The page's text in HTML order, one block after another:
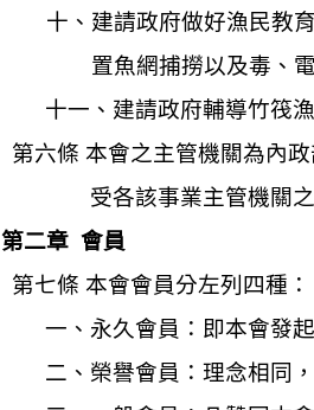
十、建請政府做好漁民教
置魚網捕撈以及毒、
十一、建請政府輔導竹筏
第六條 本會之主管機關為內
受各該事業主管機關
第二章 會員
第七條 本會會員分左列四種：
一 、 永久會員：即本會發
二 、 榮譽會員：理念相同